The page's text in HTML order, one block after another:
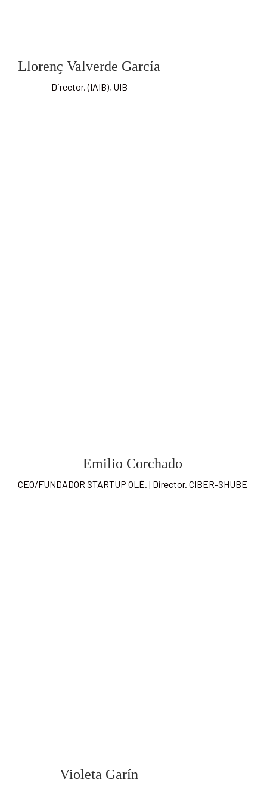
Llorenç Valverde García
Director. (IAIB), UIB
Emilio Corchado
CEO/FUNDADOR STARTUP OLÉ. | Director. CIBER-SHUBE
Violeta Garín